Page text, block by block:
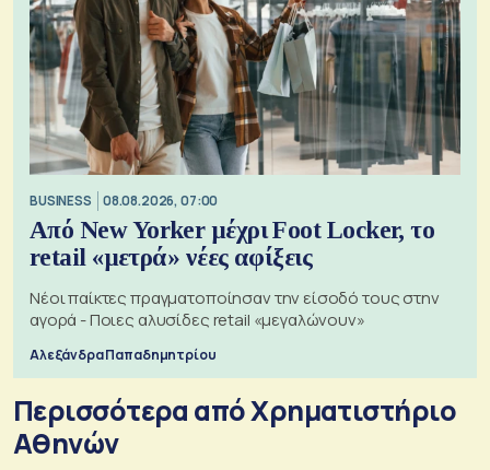
BUSINESS 08.08.2026, 07:00
Από New Yorker μέχρι Foot Locker, το
retail «μετρά» νέες αφίξεις
Νέοι παίκτες πραγματοποίησαν την είσοδό τους στην
αγορά - Ποιες αλυσίδες retail «μεγαλώνουν»
Αλεξάνδρα Παπαδημητρίου
Περισσότερα από Xρηματιστήριο
Αθηνών